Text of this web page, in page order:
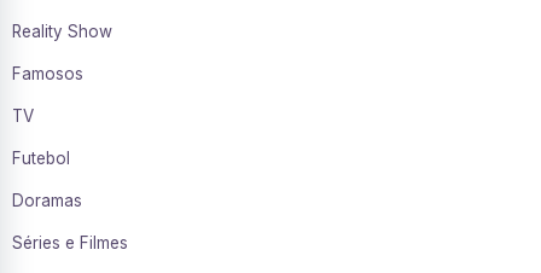
Reality Show
Famosos
TV
Futebol
Doramas
Séries e Filmes